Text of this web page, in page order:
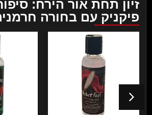
זיון תחת אור הירח:
פיקניק עם בחורה